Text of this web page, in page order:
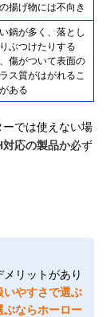
揚げ物には不向き
鍋が多く、落とし
ぶつけたりする
傷がついて表面の
ス質がはがれるこ
ある
では使えない場
対応の製品か必ず
リットがあり
いやすさで選ぶ
ぶならホーロー